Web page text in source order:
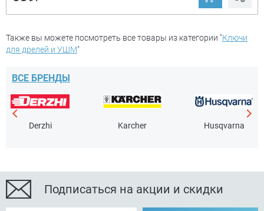
Ещё
Также вы можете посмотреть все товары из категории "Ключи
для дрелей и УШМ"
ВСЕ БРЕНДЫ
Derzhi Karcher Husqvarna
Подписаться на акции и скидки